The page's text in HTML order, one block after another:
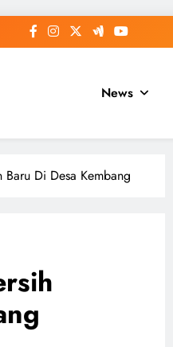
News
Di Desa Kembang